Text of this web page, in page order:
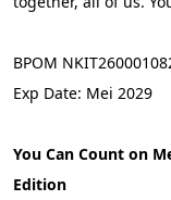
BPOM
Exp Date: Mei 2029
You Can Count on
Edition